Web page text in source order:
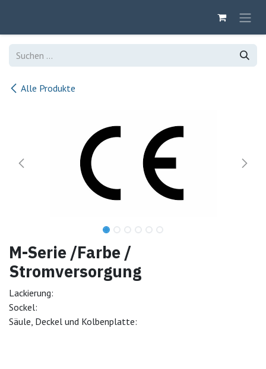
Alle Produkte
M-Serie /Farbe /
Stromversorgung
Lackierung:
Sockel:
Säule, Deckel und Kolbenplatte: